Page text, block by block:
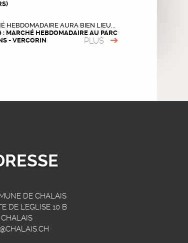
HEBDOMADAIRE AURA BIEN LIEU...
MARCHÉ HEBDOMADAIRE AU PARC
- VERCORIN
PLUS
DE CHALAIS
DE L'EGLISE 10 B